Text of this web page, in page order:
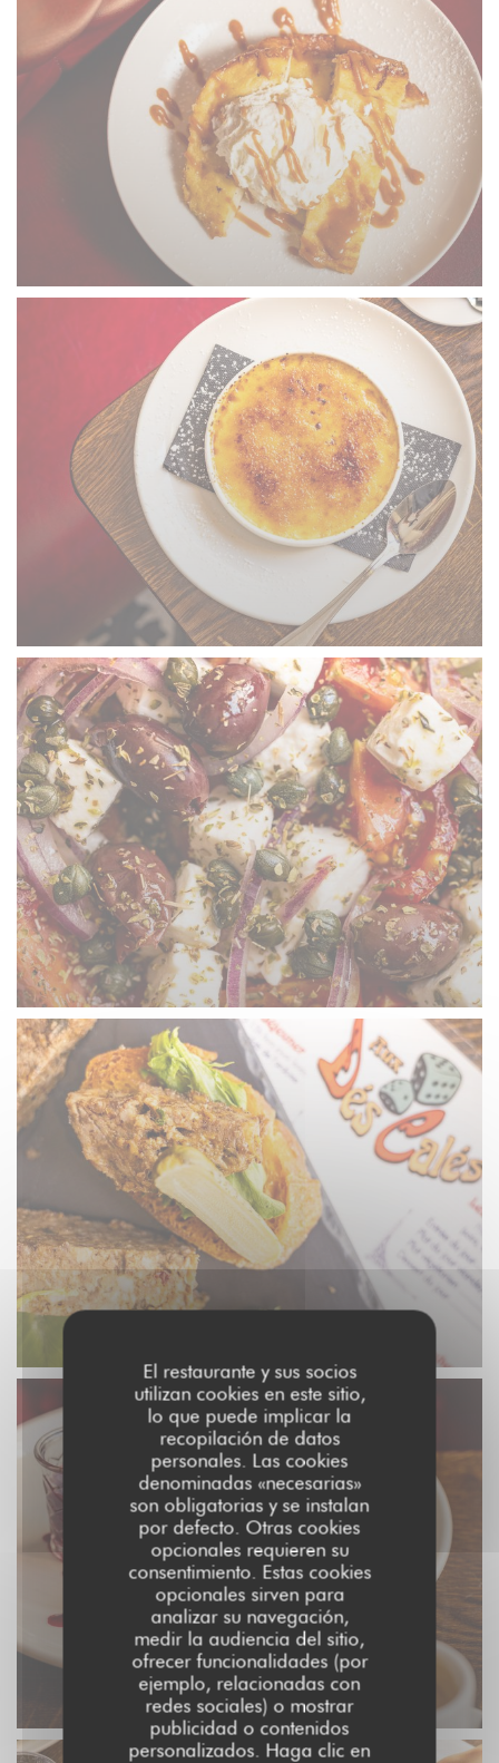
El restaurante y sus socios
utilizan cookies en este sitio,
lo que puede implicar la
recopilación de datos
personales. Las cookies
denominadas «necesarias»
son obligatorias y se instalan
por defecto. Otras cookies
opcionales requieren su
consentimiento. Estas cookies
opcionales sirven para
analizar su navegación,
medir la audiencia del sitio,
ofrecer funcionalidades (por
ejemplo, relacionadas con
redes sociales) o mostrar
publicidad o contenidos
personalizados. Haga clic en